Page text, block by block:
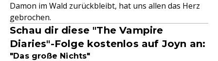
Damon im Wald zurückbleibt, hat uns allen das Herz
gebrochen.
Schau dir diese "The Vampire
Diaries"-Folge kostenlos auf Joyn an:
"Das große Nichts"